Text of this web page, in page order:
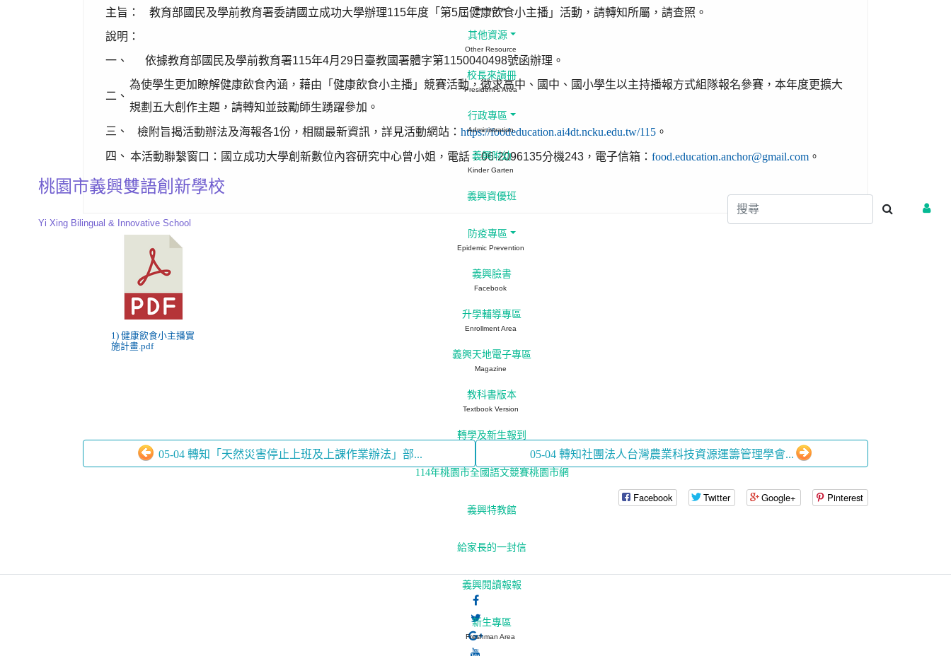
主旨：
教育部國民及學前教育署委請國立成功大學辦理115年度「第5屆健康飲食小主播」活動，請轉知所屬，請查照。
說明：
一、
依據教育部國民及學前教育署115年4月29日臺教國署體字第1150040498號函辦理。
二、
為使學生更加瞭解健康飲食內涵，藉由「健康飲食小主播」競賽活動，徵求高中、國中、國小學生以主持播報方式組隊報名參賽，本年度更擴大
規劃五大創作主題，請轉知並鼓勵師生踴躍參加。
三、
檢附旨揭活動辦法及海報各1份，相關最新資訊，詳見活動網站： https://foodeducation.ai4dt.ncku.edu.tw/115 。
四、 本活動聯繫窗口：國立成功大學創新數位內容研究中心曾小姐，電話：06-2096135分機243，電子信箱： food.education.anchor@gmail.com 。
1) 健康飲食小主播實
施計畫.pdf
05-04 轉知「天然災害停止上班及上課作業辦法」部... 05-04 轉知社團法人台灣農業科技資源運籌管理學會...
Facebook Twitter Google+ Pinterest
桃園市義興雙語創新學校
Yi Xing Bilingual & Innovative School
Resource
其他資源
Other Resource
校長來讀冊
President's Area
行政專區
Administration
義興附幼
Kinder Garten
義興資優班
防疫專區
Epidemic Prevention
義興臉書
Facebook
升學輔導專區
Enrollment Area
義興天地電子專區
Magazine
教科書版本
Textbook Version
轉學及新生報到
114年桃園市全國語文競賽桃園市網
義興特教館
給家長的一封信
義興閱讀報報
新生專區
Freshman Area